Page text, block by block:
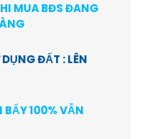
MUA BĐS ĐANG
ĐẤT : LÊN
BẨY 100% VẪN